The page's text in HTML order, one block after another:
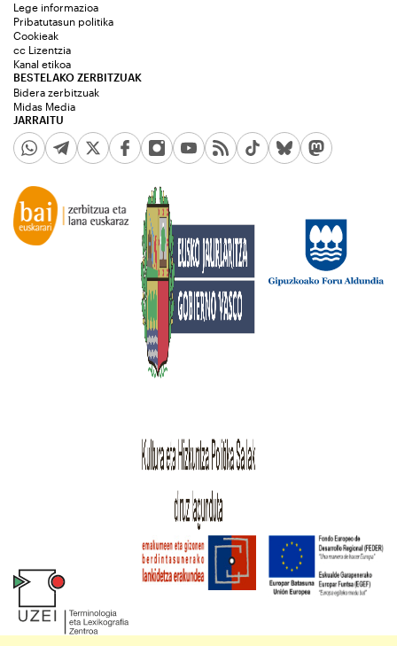
JARRAITU
Lege informazioa
Pribatutasun politika
Cookieak
cc Lizentzia
Kanal etikoa
BESTELAKO ZERBITZUAK
Bidera zerbitzuak
Midas Media